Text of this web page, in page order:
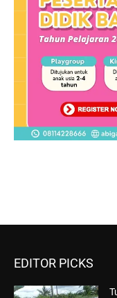
EDITOR PICKS